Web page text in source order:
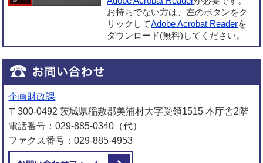
お持ちでない方は、左のボタンをク
リックしてAdobe Acrobat Readerを
ダウンロード(無料)してください。
企画財政課
〒300-0492 茨城県稲敷郡美浦村大字受領1515 本庁舎2階
電話番号：029-885-0340（代）
ファクス番号：029-885-4953